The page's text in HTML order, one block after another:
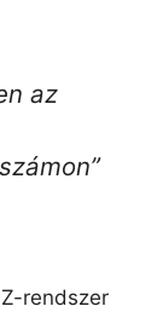
az
rendszer